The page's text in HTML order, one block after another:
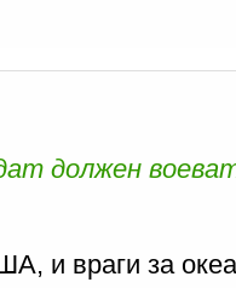
должен
и враги за